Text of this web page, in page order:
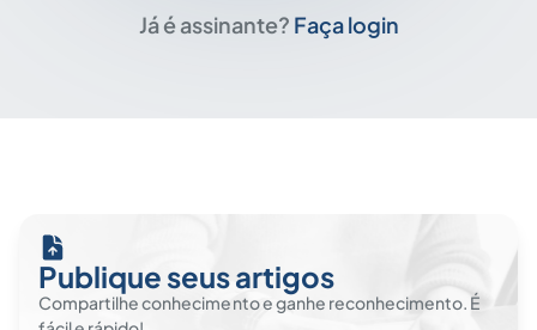
Já é assinante? Faça login
Publique seus artigos
Compartilhe conhecimento e ganhe reconhecimento. É